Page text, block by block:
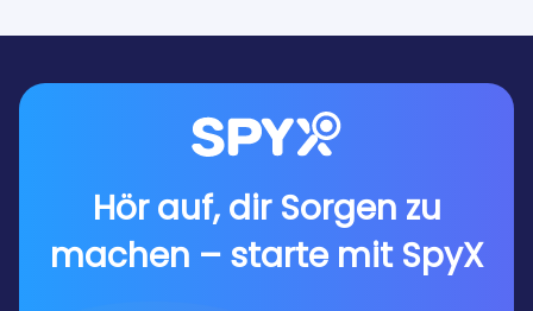
Hör auf, dir Sorgen zu
machen – starte mit SpyX